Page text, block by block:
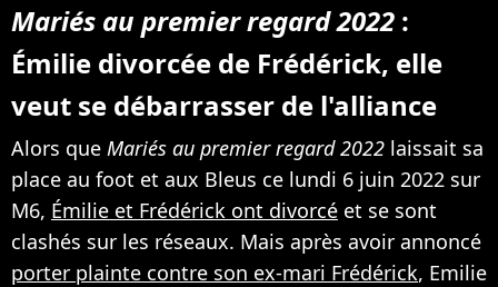
Mariés au premier regard 2022 :
Émilie divorcée de Frédérick, elle
veut se débarrasser de l'alliance
Alors que Mariés au premier regard 2022 laissait sa
place au foot et aux Bleus ce lundi 6 juin 2022 sur
M6, Émilie et Frédérick ont divorcé et se sont
clashés sur les réseaux. Mais après avoir annoncé
porter plainte contre son ex-mari Frédérick, Emilie